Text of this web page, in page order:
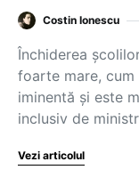
Costin Ionescu
Închiderea
foarte mare, cum
iminentă și este
inclusiv de
Vezi articolul